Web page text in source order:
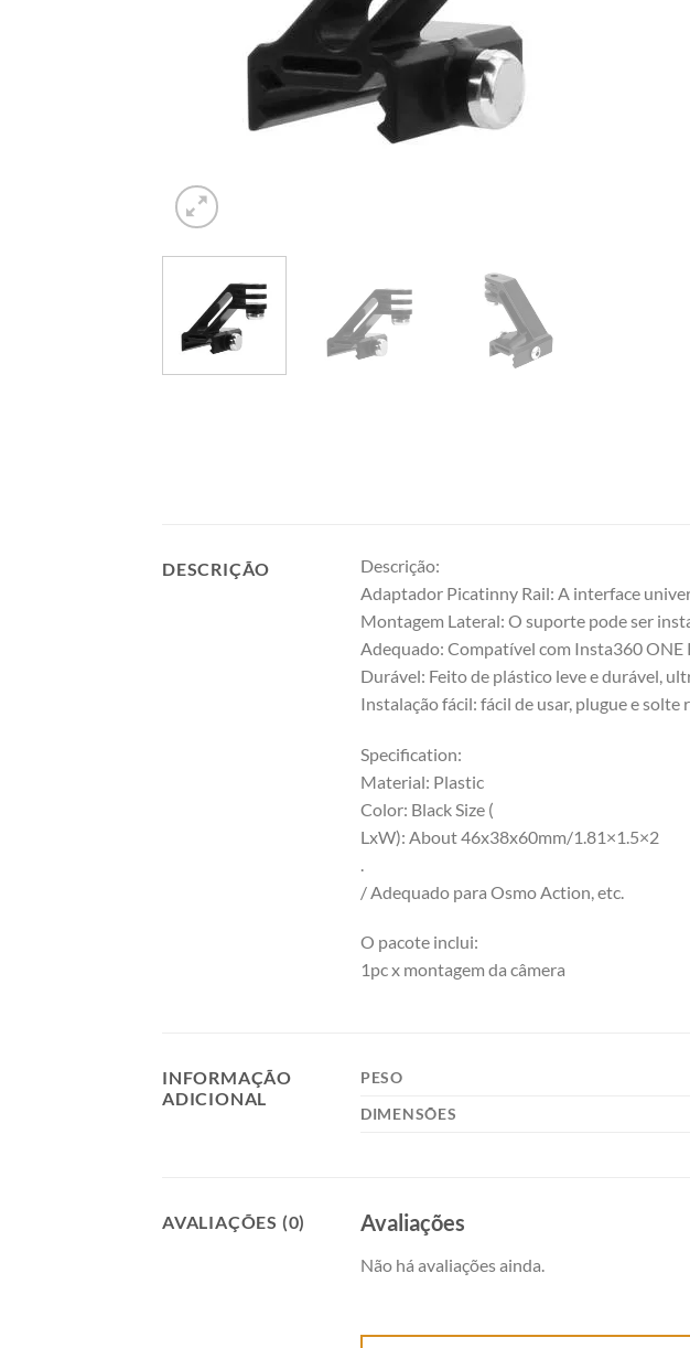
DESCRIÇÃO
Descrição:
Adaptador Picatinny Rail: A interface
Montagem Lateral: O suporte pode ser
Adequado: Compatível com Insta360 ONE
Durável: Feito de plástico leve e durável,
Instalação fácil: fácil de usar, plugue e
Specification:
Material: Plastic
Color: Black Size (
LxW): About 46x38x60mm/1.81×1.5×2
/ Adequado para Osmo Action, etc.
O pacote inclui:
1pc x montagem da câmera
INFORMAÇÃO
ADICIONAL
PESO
DIMENSÕES
AVALIAÇÕES (0) Avaliações
Não há avaliações ainda.